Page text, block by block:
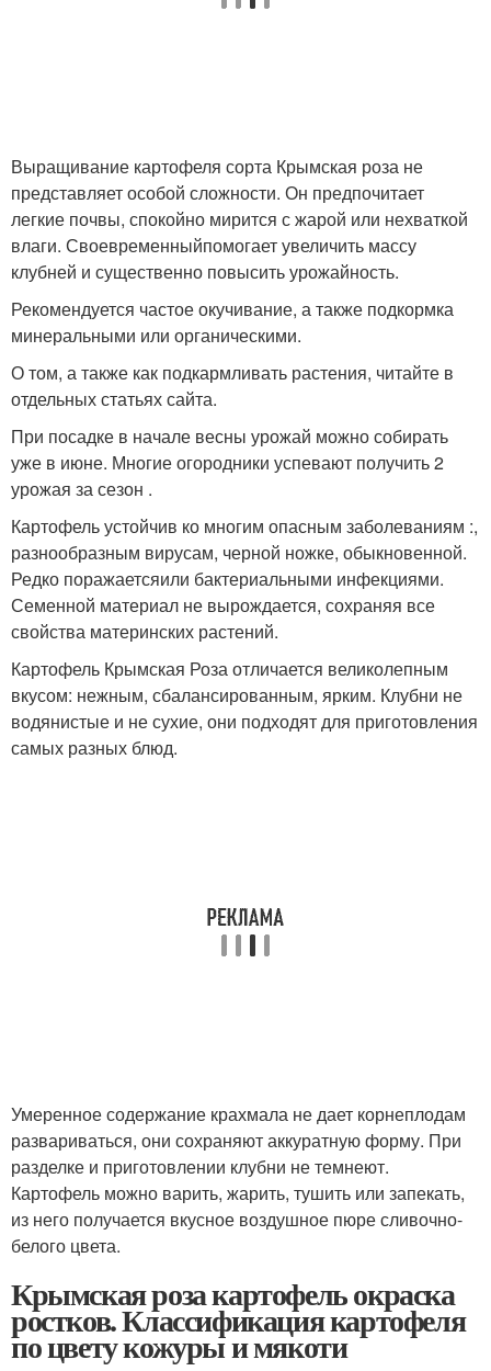
Выращивание картофеля сорта Крымская роза не
представляет особой сложности. Он предпочитает
легкие почвы, спокойно мирится с жарой или нехваткой
влаги. Своевременныйпомогает увеличить массу
клубней и существенно повысить урожайность.
Рекомендуется частое окучивание, а также подкормка
минеральными или органическими.
О том, а также как подкармливать растения, читайте в
отдельных статьях сайта.
При посадке в начале весны урожай можно собирать
уже в июне. Многие огородники успевают получить 2
урожая за сезон .
Картофель устойчив ко многим опасным заболеваниям :,
разнообразным вирусам, черной ножке, обыкновенной.
Редко поражаетсяили бактериальными инфекциями.
Семенной материал не вырождается, сохраняя все
свойства материнских растений.
Картофель Крымская Роза отличается великолепным
вкусом: нежным, сбалансированным, ярким. Клубни не
водянистые и не сухие, они подходят для приготовления
самых разных блюд.
Умеренное содержание крахмала не дает корнеплодам
развариваться, они сохраняют аккуратную форму. При
разделке и приготовлении клубни не темнеют.
Картофель можно варить, жарить, тушить или запекать,
из него получается вкусное воздушное пюре сливочно-
белого цвета.
Крымская роза картофель окраска
ростков. Классификация картофеля
по цвету кожуры и мякоти